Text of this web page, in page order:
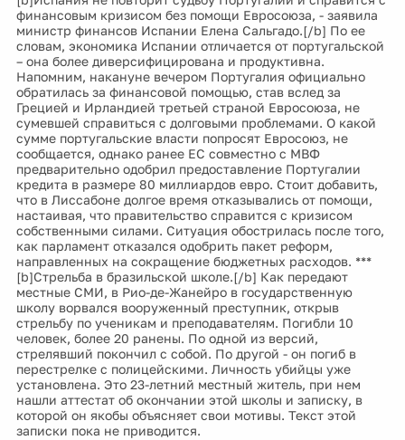
финансовым кризисом без помощи Евросоюза, - заявила
министр финансов Испании Елена Сальгадо.[/b] По ее
словам, экономика Испании отличается от португальской
– она более диверсифицирована и продуктивна.
Напомним, накануне вечером Португалия официально
обратилась за финансовой помощью, став вслед за
Грецией и Ирландией третьей страной Евросоюза, не
сумевшей справиться с долговыми проблемами. О какой
сумме португальские власти попросят Евросоюз, не
сообщается, однако ранее ЕС совместно с МВФ
предварительно одобрил предоставление Португалии
кредита в размере 80 миллиардов евро. Стоит добавить,
что в Лиссабоне долгое время отказывались от помощи,
настаивая, что правительство справится с кризисом
собственными силами. Ситуация обострилась после того,
как парламент отказался одобрить пакет реформ,
направленных на сокращение бюджетных расходов. ***
[b]Стрельба в бразильской школе.[/b] Как передают
местные СМИ, в Рио-де-Жанейро в государственную
школу ворвался вооруженный преступник, открыв
стрельбу по ученикам и преподавателям. Погибли 10
человек, более 20 ранены. По одной из версий,
стрелявший покончил с собой. По другой - он погиб в
перестрелке с полицейскими. Личность убийцы уже
установлена. Это 23-летний местный житель, при нем
нашли аттестат об окончании этой школы и записку, в
которой он якобы объясняет свои мотивы. Текст этой
записки пока не приводится.